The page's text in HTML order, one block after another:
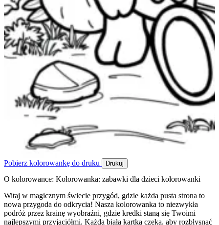
Pobierz kolorowankę do druku Drukuj
O kolorowance: Kolorowanka: zabawki dla dzieci kolorowanki
Witaj w magicznym świecie przygód, gdzie każda pusta strona to
nowa przygoda do odkrycia! Nasza kolorowanka to niezwykła
podróż przez krainę wyobraźni, gdzie kredki staną się Twoimi
najlepszymi przyjaciółmi. Każda biała kartka czeka, aby rozbłysnąć